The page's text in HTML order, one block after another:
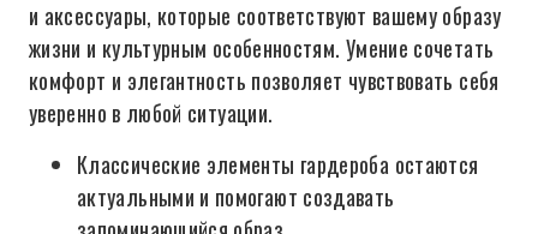
и аксессуары, которые соответствуют вашему образу
жизни и культурным особенностям. Умение сочетать
комфорт и элегантность позволяет чувствовать себя
уверенно в любой ситуации.
Классические элементы гардероба остаются
актуальными и помогают создавать